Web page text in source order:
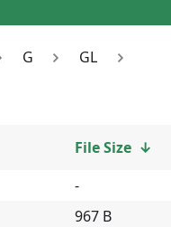
G
GL
File Size ↓
-
967 B